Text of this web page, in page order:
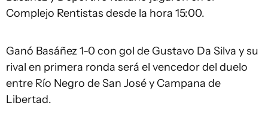
Complejo Rentistas desde la hora 15:00.
Ganó Basáñez 1-0 con gol de Gustavo Da Silva y su
rival en primera ronda será el vencedor del duelo
entre Río Negro de San José y Campana de
Libertad.